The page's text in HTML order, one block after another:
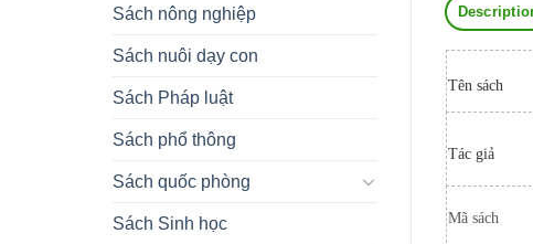
Sách nông nghiệp
Sách nuôi dạy con
Sách Pháp luật
Sách phổ thông
Sách quốc phòng
Sách Sinh học
Tên sách
Tác giả
Mã sách